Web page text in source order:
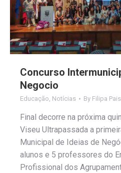
Concurso
Negocio
Educação, Notícias By Filipa Pais
Final decorre na próxima
Viseu Ultrapassada a
Municipal de Ideias de
alunos e 5 professores do
Profissional dos